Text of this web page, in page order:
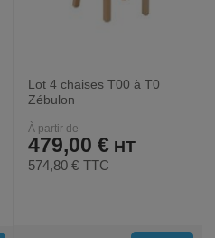
Lot 4 chaises T00 à T0
Zébulon
À partir de
479,00 €
574,80 € TTC